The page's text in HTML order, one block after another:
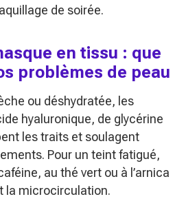
de soirée.
en tissu : que
problèmes de peau
ou déshydratée, les
hyaluronique, de glycérine
les traits et soulagent
Pour un teint fatigué,
au thé vert ou à l’arnica
la microcirculation.